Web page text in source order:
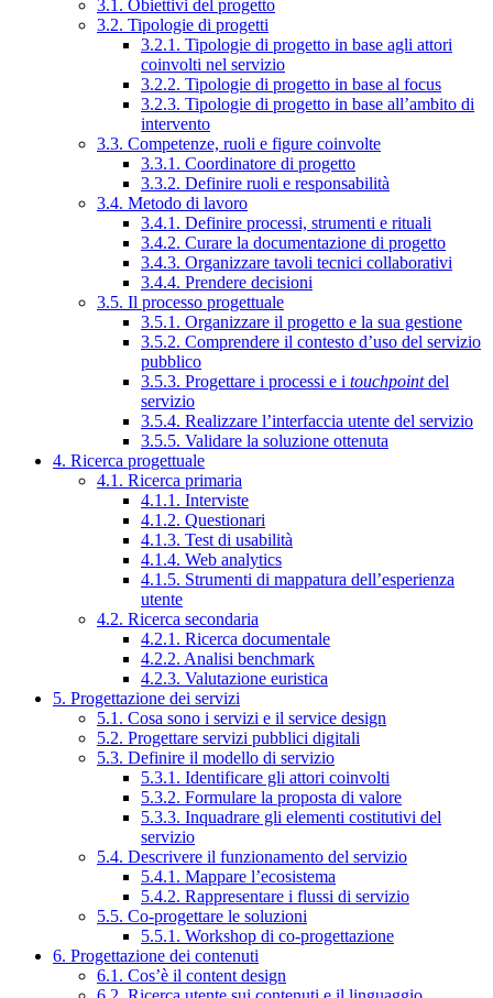
3.1. Obiettivi del progetto
3.2. Tipologie di progetti
3.2.1. Tipologie di progetto in base agli attori
coinvolti nel servizio
3.2.2. Tipologie di progetto in base al focus
3.2.3. Tipologie di progetto in base all’ambito di
intervento
3.3. Competenze, ruoli e figure coinvolte
3.3.1. Coordinatore di progetto
3.3.2. Definire ruoli e responsabilità
3.4. Metodo di lavoro
3.4.1. Definire processi, strumenti e rituali
3.4.2. Curare la documentazione di progetto
3.4.3. Organizzare tavoli tecnici collaborativi
3.4.4. Prendere decisioni
3.5. Il processo progettuale
3.5.1. Organizzare il progetto e la sua gestione
3.5.2. Comprendere il contesto d’uso del servizio
pubblico
3.5.3. Progettare i processi e i touchpointdel
servizio
3.5.4. Realizzare l’interfaccia utente del servizio
3.5.5. Validare la soluzione ottenuta
4. Ricerca progettuale
4.1. Ricerca primaria
4.1.1. Interviste
4.1.2. Questionari
4.1.3. Test di usabilità
4.1.4. Web analytics
4.1.5. Strumenti di mappatura dell’esperienza
utente
4.2. Ricerca secondaria
4.2.1. Ricerca documentale
4.2.2. Analisi benchmark
4.2.3. Valutazione euristica
5. Progettazione dei servizi
5.1. Cosa sono i servizi e il service design
5.2. Progettare servizi pubblici digitali
5.3. Definire il modello di servizio
5.3.1. Identificare gli attori coinvolti
5.3.2. Formulare la proposta di valore
5.3.3. Inquadrare gli elementi costitutivi del
servizio
5.4. Descrivere il funzionamento del servizio
5.4.1. Mappare l’ecosistema
5.4.2. Rappresentare i flussi di servizio
5.5. Co-progettare le soluzioni
5.5.1. Workshop di co-progettazione
6. Progettazione dei contenuti
6.1. Cos’è il content design